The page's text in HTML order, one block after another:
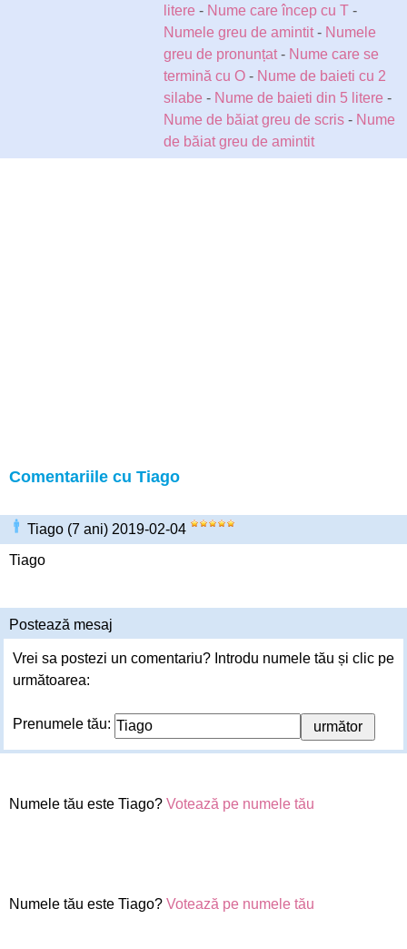
litere - Nume care încep cu T -
Numele greu de amintit- Numele
greu de pronunțat- Nume care se
termină cu O - Nume de baieti cu 2
silabe - Nume de baieti din 5 litere -
Nume de băiat greu de scris - Nume
de băiat greu de amintit
Comentariile cu Tiago
Tiago (7 ani) 2019-02-04
Tiago
Postează mesaj
Vrei sa postezi un comentariu? Introdu numele tău și clic pe
următoarea:
Prenumele tău:
Numele tău este Tiago? Votează pe numele tău
Numele tău este Tiago? Votează pe numele tău